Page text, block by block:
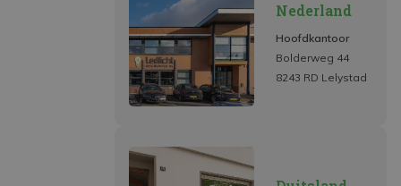
Nederland
Hoofdkantoor
Bolderweg 44
8243 RD Lelystad